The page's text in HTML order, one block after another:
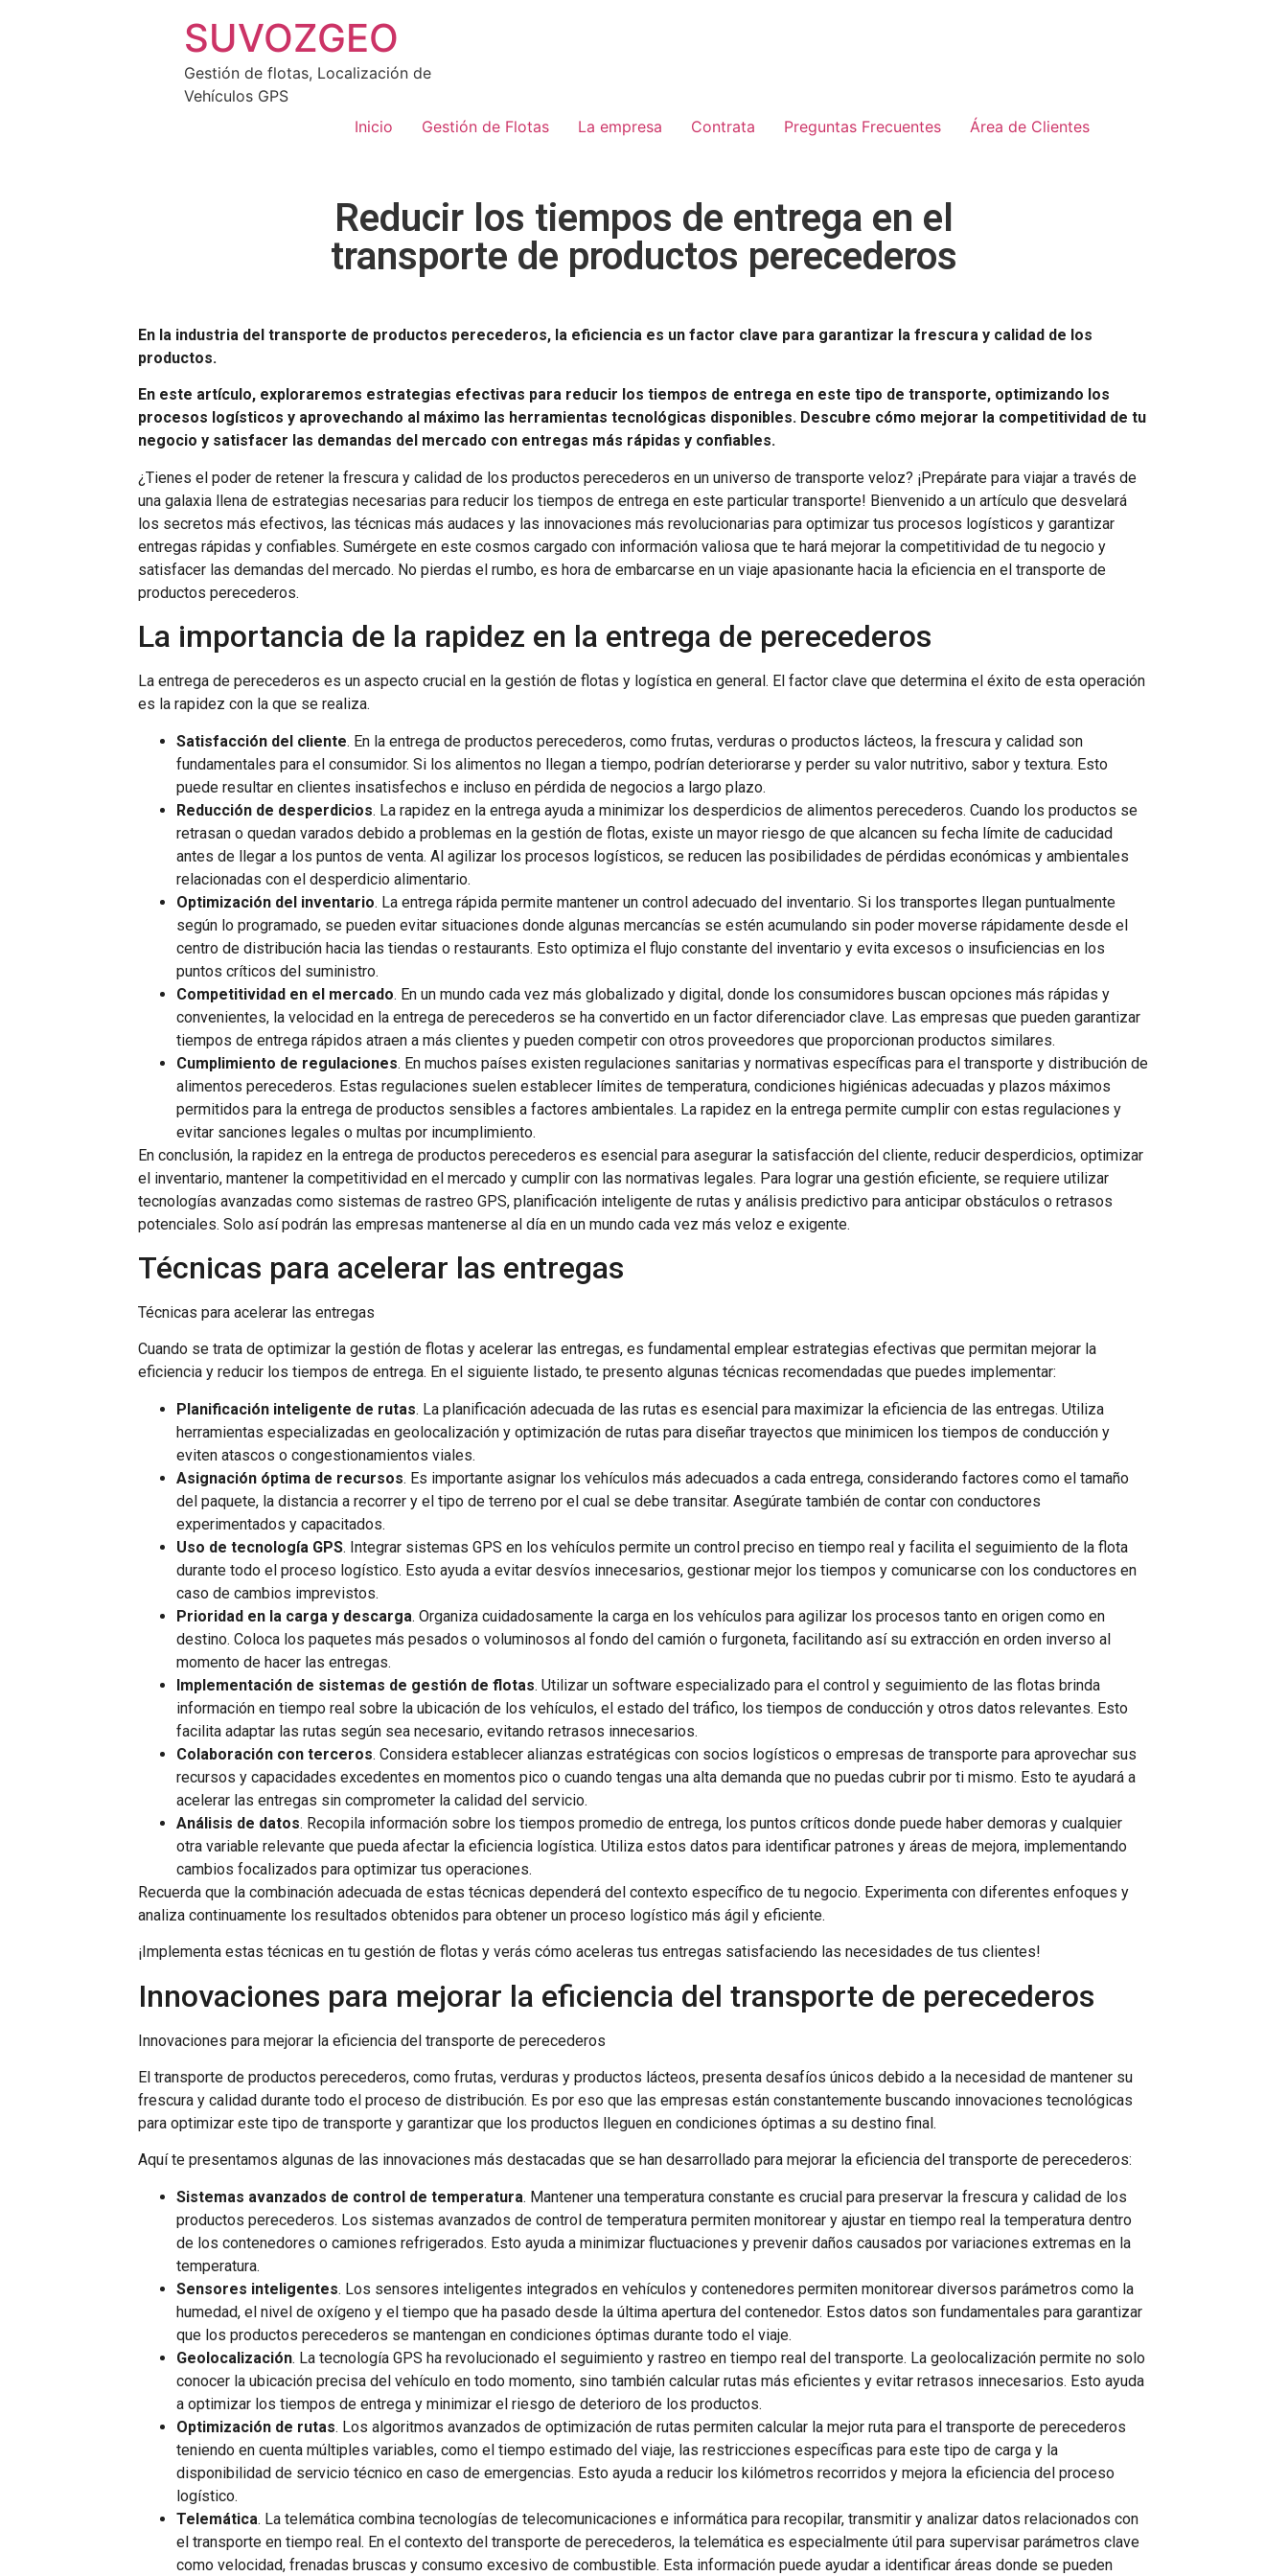
SUVOZGEO
Gestión de flotas, Localización de
Vehículos GPS
Inicio
Gestión de Flotas La empresa Contrata Preguntas Frecuentes Área de Clientes
Reducir los tiempos de entrega en el
transporte de productos perecederos
En la industria del transporte de productos perecederos, la eficiencia es un factor clave para garantizar la frescura y calidad de los
productos.
En este artículo, exploraremos estrategias efectivas para reducir los tiempos de entrega en este tipo de transporte, optimizando los
procesos logísticos y aprovechando al máximo las herramientas tecnológicas disponibles. Descubre cómo mejorar la competitividad de tu
negocio y satisfacer las demandas del mercado con entregas más rápidas y confiables.
¿Tienes el poder de retener la frescura y calidad de los productos perecederos en un universo de transporte veloz? ¡Prepárate para viajar a través de
una galaxia llena de estrategias necesarias para reducir los tiempos de entrega en este particular transporte! Bienvenido a un artículo que desvelará
los secretos más efectivos, las técnicas más audaces y las innovaciones más revolucionarias para optimizar tus procesos logísticos y garantizar
entregas rápidas y confiables. Sumérgete en este cosmos cargado con información valiosa que te hará mejorar la competitividad de tu negocio y
satisfacer las demandas del mercado. No pierdas el rumbo, es hora de embarcarse en un viaje apasionante hacia la eficiencia en el transporte de
productos perecederos.
La importancia de la rapidez en la entrega de perecederos
La entrega de perecederos es un aspecto crucial en la gestión de flotas y logística en general. El factor clave que determina el éxito de esta operación
es la rapidez con la que se realiza.
Satisfacción del cliente. En la entrega de productos perecederos, como frutas, verduras o productos lácteos, la frescura y calidad son
fundamentales para el consumidor. Si los alimentos no llegan a tiempo, podrían deteriorarse y perder su valor nutritivo, sabor y textura. Esto
puede resultar en clientes insatisfechos e incluso en pérdida de negocios a largo plazo.
Reducción de desperdicios. La rapidez en la entrega ayuda a minimizar los desperdicios de alimentos perecederos. Cuando los productos se
retrasan o quedan varados debido a problemas en la gestión de flotas, existe un mayor riesgo de que alcancen su fecha límite de caducidad
antes de llegar a los puntos de venta. Al agilizar los procesos logísticos, se reducen las posibilidades de pérdidas económicas y ambientales
relacionadas con el desperdicio alimentario.
Optimización del inventario. La entrega rápida permite mantener un control adecuado del inventario. Si los transportes llegan puntualmente
según lo programado, se pueden evitar situaciones donde algunas mercancías se estén acumulando sin poder moverse rápidamente desde el
centro de distribución hacia las tiendas o restaurants. Esto optimiza el flujo constante del inventario y evita excesos o insuficiencias en los
puntos críticos del suministro.
Competitividad en el mercado. En un mundo cada vez más globalizado y digital, donde los consumidores buscan opciones más rápidas y
convenientes, la velocidad en la entrega de perecederos se ha convertido en un factor diferenciador clave. Las empresas que pueden garantizar
tiempos de entrega rápidos atraen a más clientes y pueden competir con otros proveedores que proporcionan productos similares.
Cumplimiento de regulaciones. En muchos países existen regulaciones sanitarias y normativas específicas para el transporte y distribución de
alimentos perecederos. Estas regulaciones suelen establecer límites de temperatura, condiciones higiénicas adecuadas y plazos máximos
permitidos para la entrega de productos sensibles a factores ambientales. La rapidez en la entrega permite cumplir con estas regulaciones y
evitar sanciones legales o multas por incumplimiento.
En conclusión, la rapidez en la entrega de productos perecederos es esencial para asegurar la satisfacción del cliente, reducir desperdicios, optimizar
el inventario, mantener la competitividad en el mercado y cumplir con las normativas legales. Para lograr una gestión eficiente, se requiere utilizar
tecnologías avanzadas como sistemas de rastreo GPS, planificación inteligente de rutas y análisis predictivo para anticipar obstáculos o retrasos
potenciales. Solo así podrán las empresas mantenerse al día en un mundo cada vez más veloz e exigente.
Técnicas para acelerar las entregas
Técnicas para acelerar las entregas
Cuando se trata de optimizar la gestión de flotas y acelerar las entregas, es fundamental emplear estrategias efectivas que permitan mejorar la
eficiencia y reducir los tiempos de entrega. En el siguiente listado, te presento algunas técnicas recomendadas que puedes implementar:
Planificación inteligente de rutas. La planificación adecuada de las rutas es esencial para maximizar la eficiencia de las entregas. Utiliza
herramientas especializadas en geolocalización y optimización de rutas para diseñar trayectos que minimicen los tiempos de conducción y
eviten atascos o congestionamientos viales.
Asignación óptima de recursos. Es importante asignar los vehículos más adecuados a cada entrega, considerando factores como el tamaño
del paquete, la distancia a recorrer y el tipo de terreno por el cual se debe transitar. Asegúrate también de contar con conductores
experimentados y capacitados.
Uso de tecnología GPS. Integrar sistemas GPS en los vehículos permite un control preciso en tiempo real y facilita el seguimiento de la flota
durante todo el proceso logístico. Esto ayuda a evitar desvíos innecesarios, gestionar mejor los tiempos y comunicarse con los conductores en
caso de cambios imprevistos.
Prioridad en la carga y descarga. Organiza cuidadosamente la carga en los vehículos para agilizar los procesos tanto en origen como en
destino. Coloca los paquetes más pesados o voluminosos al fondo del camión o furgoneta, facilitando así su extracción en orden inverso al
momento de hacer las entregas.
Implementación de sistemas de gestión de flotas. Utilizar un software especializado para el control y seguimiento de las flotas brinda
información en tiempo real sobre la ubicación de los vehículos, el estado del tráfico, los tiempos de conducción y otros datos relevantes. Esto
facilita adaptar las rutas según sea necesario, evitando retrasos innecesarios.
Colaboración con terceros. Considera establecer alianzas estratégicas con socios logísticos o empresas de transporte para aprovechar sus
recursos y capacidades excedentes en momentos pico o cuando tengas una alta demanda que no puedas cubrir por ti mismo. Esto te ayudará a
acelerar las entregas sin comprometer la calidad del servicio.
Análisis de datos. Recopila información sobre los tiempos promedio de entrega, los puntos críticos donde puede haber demoras y cualquier
otra variable relevante que pueda afectar la eficiencia logística. Utiliza estos datos para identificar patrones y áreas de mejora, implementando
cambios focalizados para optimizar tus operaciones.
Recuerda que la combinación adecuada de estas técnicas dependerá del contexto específico de tu negocio. Experimenta con diferentes enfoques y
analiza continuamente los resultados obtenidos para obtener un proceso logístico más ágil y eficiente.
¡Implementa estas técnicas en tu gestión de flotas y verás cómo aceleras tus entregas satisfaciendo las necesidades de tus clientes!
Innovaciones para mejorar la eficiencia del transporte de perecederos
Innovaciones para mejorar la eficiencia del transporte de perecederos
El transporte de productos perecederos, como frutas, verduras y productos lácteos, presenta desafíos únicos debido a la necesidad de mantener su
frescura y calidad durante todo el proceso de distribución. Es por eso que las empresas están constantemente buscando innovaciones tecnológicas
para optimizar este tipo de transporte y garantizar que los productos lleguen en condiciones óptimas a su destino final.
Aquí te presentamos algunas de las innovaciones más destacadas que se han desarrollado para mejorar la eficiencia del transporte de perecederos:
Sistemas avanzados de control de temperatura. Mantener una temperatura constante es crucial para preservar la frescura y calidad de los
productos perecederos. Los sistemas avanzados de control de temperatura permiten monitorear y ajustar en tiempo real la temperatura dentro
de los contenedores o camiones refrigerados. Esto ayuda a minimizar fluctuaciones y prevenir daños causados ​​por variaciones extremas en la
temperatura.
Sensores inteligentes. Los sensores inteligentes integrados en vehículos y contenedores permiten monitorear diversos parámetros como la
humedad, el nivel de oxígeno y el tiempo que ha pasado desde la última apertura del contenedor. Estos datos son fundamentales para garantizar
que los productos perecederos se mantengan en condiciones óptimas durante todo el viaje.
Geolocalización. La tecnología GPS ha revolucionado el seguimiento y rastreo en tiempo real del transporte. La geolocalización permite no solo
conocer la ubicación precisa del vehículo en todo momento, sino también calcular rutas más eficientes y evitar retrasos innecesarios. Esto ayuda
a optimizar los tiempos de entrega y minimizar el riesgo de deterioro de los productos.
Optimización de rutas. Los algoritmos avanzados de optimización de rutas permiten calcular la mejor ruta para el transporte de perecederos
teniendo en cuenta múltiples variables, como el tiempo estimado del viaje, las restricciones específicas para este tipo de carga y la
disponibilidad de servicio técnico en caso de emergencias. Esto ayuda a reducir los kilómetros recorridos y mejora la eficiencia del proceso
logístico.
Telemática. La telemática combina tecnologías de telecomunicaciones e informática para recopilar, transmitir y analizar datos relacionados con
el transporte en tiempo real. En el contexto del transporte de perecederos, la telemática es especialmente útil para supervisar parámetros clave
como velocidad, frenadas bruscas y consumo excesivo de combustible. Esta información puede ayudar a identificar áreas donde se pueden